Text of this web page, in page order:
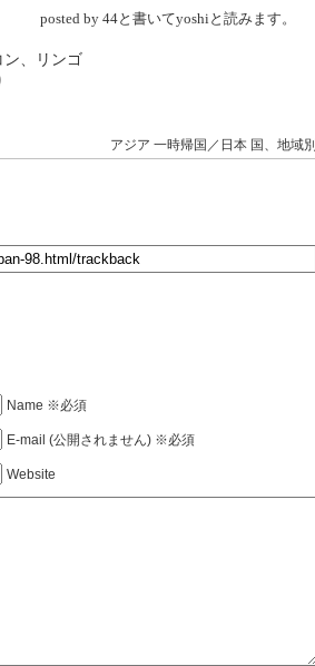
posted by 44と書いてyoshiと読みます。
、リンゴ
アジア 一時帰国／日本 国、地域別
Name ※必須
E-mail (公開されません) ※必須
Website